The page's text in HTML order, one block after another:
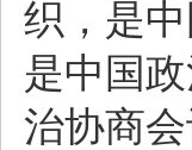
织，是
是中国
治协商